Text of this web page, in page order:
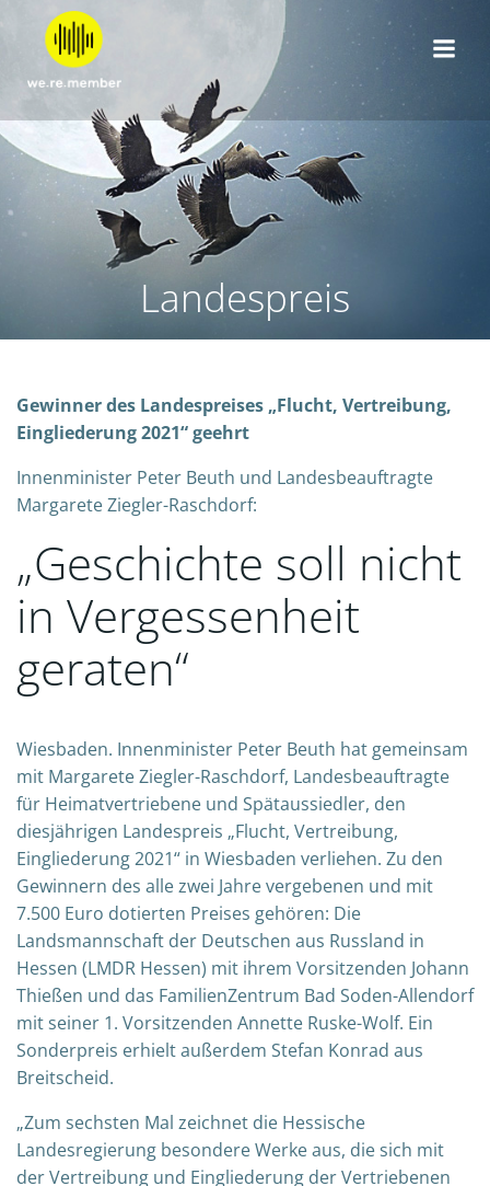
Inhalt
springen
Landespreis
Gewinner des Landespreises „Flucht, Vertreibung,
Eingliederung 2021“ geehrt
Innenminister Peter Beuth und Landesbeauftragte
Margarete Ziegler-Raschdorf:
„Geschichte soll nicht
in Vergessenheit
geraten“
Wiesbaden. Innenminister Peter Beuth hat gemeinsam
mit Margarete Ziegler-Raschdorf, Landesbeauftragte
für Heimatvertriebene und Spätaussiedler, den
diesjährigen Landespreis „Flucht, Vertreibung,
Eingliederung 2021“ in Wiesbaden verliehen. Zu den
Gewinnern des alle zwei Jahre vergebenen und mit
7.500 Euro dotierten Preises gehören: Die
Landsmannschaft der Deutschen aus Russland in
Hessen (LMDR Hessen) mit ihrem Vorsitzenden Johann
Thießen und das FamilienZentrum Bad Soden-Allendorf
mit seiner 1. Vorsitzenden Annette Ruske-Wolf. Ein
Sonderpreis erhielt außerdem Stefan Konrad aus
Breitscheid.
„Zum sechsten Mal zeichnet die Hessische
Landesregierung besondere Werke aus, die sich mit
der Vertreibung und Eingliederung der Vertriebenen